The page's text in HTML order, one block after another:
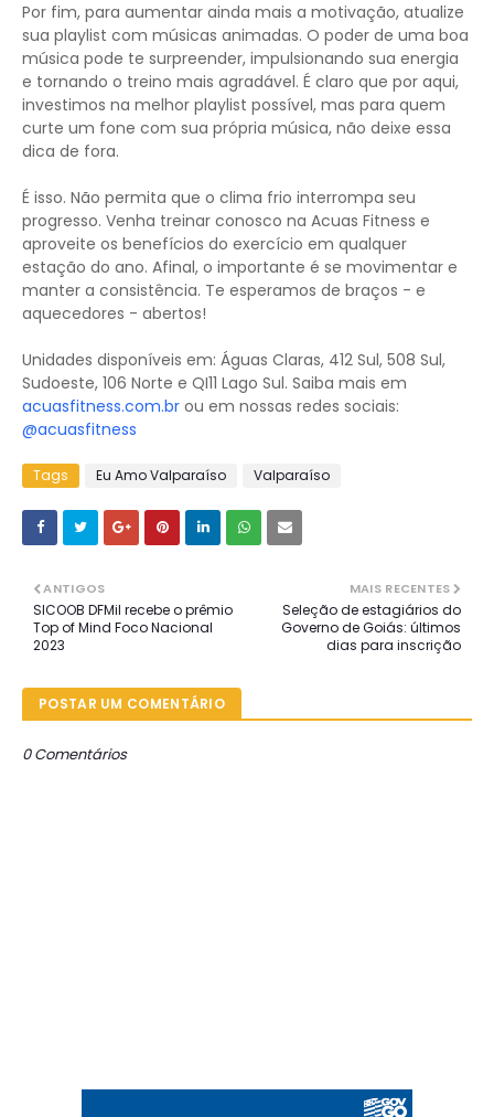
Por fim, para aumentar ainda mais a motivação, atualize
sua playlist com músicas animadas. O poder de uma boa
música pode te surpreender, impulsionando sua energia
e tornando o treino mais agradável. É claro que por aqui,
investimos na melhor playlist possível, mas para quem
curte um fone com sua própria música, não deixe essa
dica de fora.
É isso. Não permita que o clima frio interrompa seu
progresso. Venha treinar conosco na Acuas Fitness e
aproveite os benefícios do exercício em qualquer
estação do ano. Afinal, o importante é se movimentar e
manter a consistência. Te esperamos de braços - e
aquecedores - abertos!
Unidades disponíveis em: Águas Claras, 412 Sul, 508 Sul,
Sudoeste, 106 Norte e QI11 Lago Sul. Saiba mais em
acuasfitness.com.br ou em nossas redes sociais:
@acuasfitness
Tags Eu Amo Valparaíso Valparaíso
MAIS RECENTES
Seleção de estagiários do
Governo de Goiás: últimos
dias para inscrição
ANTIGOS
SICOOB DFMil recebe o prêmio
Top of Mind Foco Nacional
2023
POSTAR UM COMENTÁRIO
0 Comentários